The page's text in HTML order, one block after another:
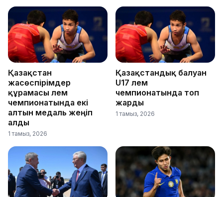
Қазақстан
жасөспірімдер
құрамасы әлем
чемпионатында екі
алтын медаль жеңіп
алды
1 тамыз, 2026
Қазақстандық балуан
U17 әлем
чемпионатында топ
жарды
1 тамыз, 2026